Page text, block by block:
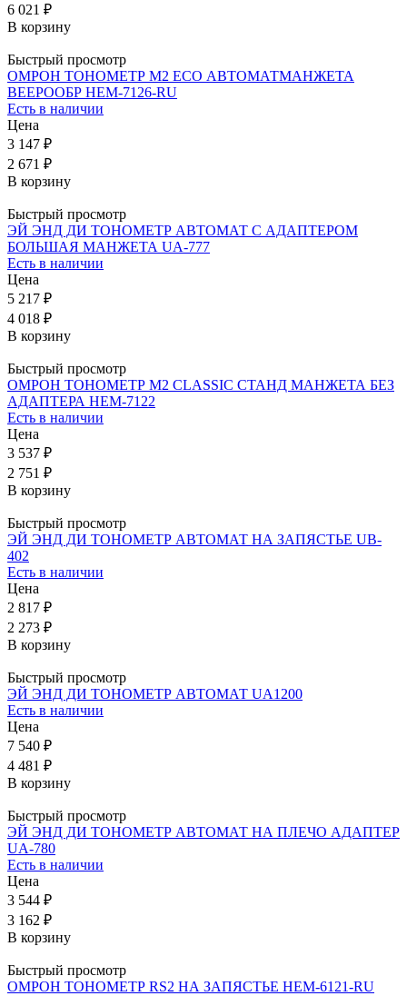
6 021 ₽
В корзину
Быстрый просмотр
ОМРОН ТОНОМЕТР М2 ECO АВТОМАТМАНЖЕТА
ВЕЕРООБР НЕМ-7126-RU
Есть в наличии
Цена
3 147 ₽
2 671 ₽
В корзину
Быстрый просмотр
ЭЙ ЭНД ДИ ТОНОМЕТР АВТОМАТ С АДАПТЕРОМ
БОЛЬШАЯ МАНЖЕТА UA-777
Есть в наличии
Цена
5 217 ₽
4 018 ₽
В корзину
Быстрый просмотр
ОМРОН ТОНОМЕТР M2 CLASSIC СТАНД МАНЖЕТА БЕЗ
АДАПТЕРА НЕМ-7122
Есть в наличии
Цена
3 537 ₽
2 751 ₽
В корзину
Быстрый просмотр
ЭЙ ЭНД ДИ ТОНОМЕТР АВТОМАТ НА ЗАПЯСТЬЕ UB-
402
Есть в наличии
Цена
2 817 ₽
2 273 ₽
В корзину
Быстрый просмотр
ЭЙ ЭНД ДИ ТОНОМЕТР АВТОМАТ UA1200
Есть в наличии
Цена
7 540 ₽
4 481 ₽
В корзину
Быстрый просмотр
ЭЙ ЭНД ДИ ТОНОМЕТР АВТОМАТ НА ПЛЕЧО АДАПТЕР
UA-780
Есть в наличии
Цена
3 544 ₽
3 162 ₽
В корзину
Быстрый просмотр
ОМРОН ТОНОМЕТР RS2 НА ЗАПЯСТЬЕ НЕМ-6121-RU